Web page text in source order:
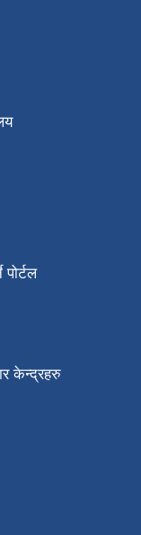
पोर्टल
केन्द्रहरु